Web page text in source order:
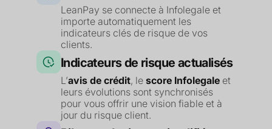
LeanPay se connecte à Infolegale et
importe automatiquement les
indicateurs clés de risque de vos
clients.
Indicateurs de risque actualisés
L’avis de crédit, le score Infolegale et
leurs évolutions sont synchronisés
pour vous offrir une vision fiable et à
jour du risque client.